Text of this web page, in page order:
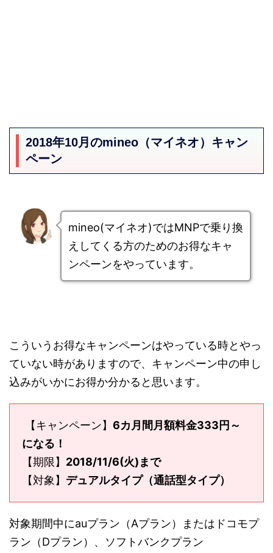
2018年10月のmineo（マイネオ）キャン
ペーン
mineo(マイネオ)ではMNPで乗り換
えしてくる方のためのお得なキャ
ンペーンをやっています。
こういうお得なキャンペーンはやっている時とやっ
ていない時がありますので、キャンペーン中の申し
込みがいかにお得か分かると思います。
【キャンペーン】 6カ月間月額料金333円～
になる！
【期限】 2018/11/6(火)まで
【対象】 デュアルタイプ（通話型タイプ）
対象期間中にauプラン（Aプラン）またはドコモプ
ラン（Dプラン）、ソフトバンクプラン